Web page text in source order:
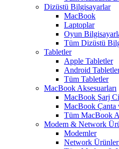
Dizüstü Bilgisayarlar
MacBook
Laptoplar
Oyun
Tüm Dizüstü
Tabletler
Apple Tabletler
Android
Tüm Tabletler
MacBook Aksesuarları
MacBook Şarj
MacBook Çanta
Tüm MacBook
Modem & Network
Modemler
Network